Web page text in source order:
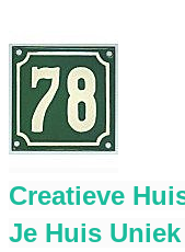
Creatieve
Je Huis